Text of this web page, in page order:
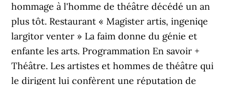
hommage à l'homme de théâtre décédé un an
plus tôt. Restaurant « Magister artis, ingeniqe
largitor venter » La faim donne du génie et
enfante les arts. Programmation En savoir +
Théâtre. Les artistes et hommes de théâtre qui
le dirigent lui confèrent une réputation de